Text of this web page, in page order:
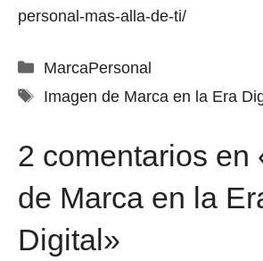
personal-mas-alla-de-ti/
Categorías
MarcaPersonal
Etiquetas
Imagen de Marca en la Era
2 comentarios en
de Marca en la
Digital»